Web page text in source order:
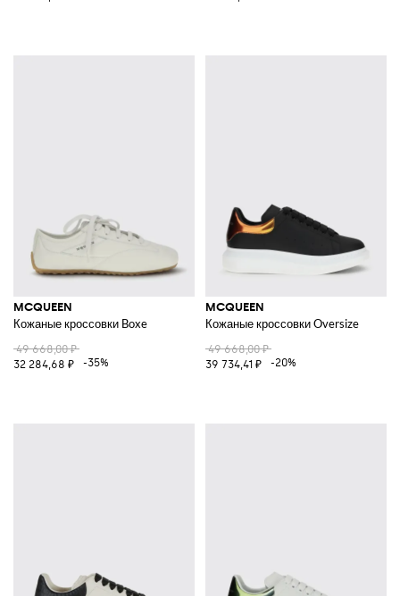
MCQUEEN
Кожаные кроссовки Boxe
49 668,00 ₽
32 284,68 ₽
-35%
MCQUEEN
Кожаные кроссовки Oversize
49 668,00 ₽
39 734,41 ₽
-20%